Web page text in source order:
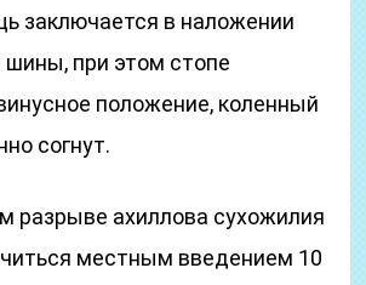
заключается в наложении
шины, при этом стопе
положение, коленный
согнут.
разрыве ахиллова сухожилия
местным введением 10